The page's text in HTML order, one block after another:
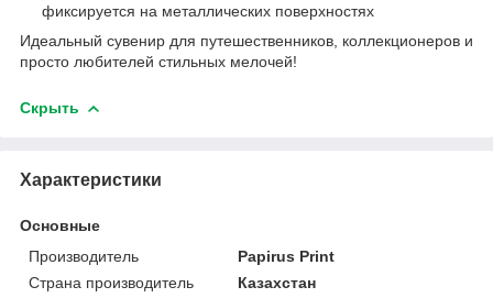
фиксируется на металлических поверхностях
Идеальный сувенир для путешественников, коллекционеров и
просто любителей стильных мелочей!
Скрыть
Характеристики
Основные
Производитель
Papirus Print
Страна производитель
Казахстан